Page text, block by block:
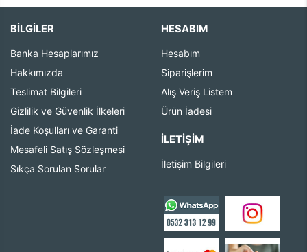
BİLGİLER
Banka Hesaplarımız
Hakkımızda
Teslimat Bilgileri
Gizlilik ve Güvenlik İlkeleri
İade Koşulları ve Garanti
Mesafeli Satış Sözleşmesi
Sıkça Sorulan Sorular
HESABIM
Hesabım
Siparişlerim
Alış Veriş Listem
Ürün İadesi
İLETIŞIM
İletişim Bilgileri